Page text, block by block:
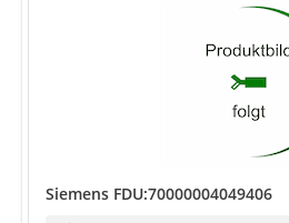
Siemens FDU:70000004049406